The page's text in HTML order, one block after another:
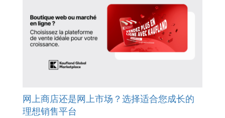
网上商店还是网上市场？选择适合您成长的
理想销售平台